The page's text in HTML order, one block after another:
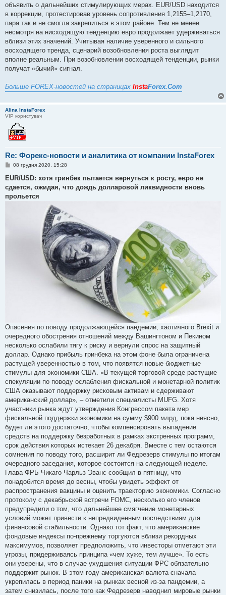
объявить о дальнейших стимулирующих мерах. EUR/USD находится
в коррекции, протестировав уровень сопротивления 1,2155–1,2170,
пара так и не смогла закрепиться в этом районе. Тем не менее
несмотря на нисходящую тенденцию евро продолжает удерживаться
вблизи этих значений. Учитывая наличие уверенного и сильного
восходящего тренда, сценарий возобновления роста выглядит
вполне реальным. При возобновлении восходящей тенденции, рынки
получат «бычий» сигнал.
Больше FOREX-новостей на страницах InstaForex.Com
Alina InstaForex
VIP користувач
Re: Форекс-новости и аналитика от компании InstaForex
П
в
д
о
08 грудня 2020, 15:28
EUR/USD: хотя гринбек пытается вернуться к росту, евро не
сдается, ожидая, что дождь долларовой ликвидности вновь
прольется
Опасения по поводу продолжающейся пандемии, хаотичного Brexit и
очередного обострения отношений между Вашингтоном и Пекином
несколько ослабили тягу к риску и вернули спрос на защитный
доллар. Однако прибыль гринбека на этом фоне была ограничена
растущей уверенностью в том, что появятся новые бюджетные
стимулы для экономики США. «В текущей торговой среде растущие
спекуляции по поводу ослабления фискальной и монетарной политик
США оказывают поддержку рисковым активам и сдерживают
американский доллар», – отметили специалисты MUFG. Хотя
участники рынка ждут утверждения Конгрессом пакета мер
фискальной поддержки экономики на сумму $900 млрд, пока неясно,
будет ли этого достаточно, чтобы компенсировать выпадение
средств на поддержку безработных в рамках экстренных программ,
срок действия которых истекает 26 декабря. Вместе с тем остаются
сомнения по поводу того, расширит ли Федрезерв стимулы по итогам
очередного заседания, которое состоится на следующей неделе.
Глава ФРБ Чикаго Чарльз Эванс сообщил в пятницу, что
понадобится время до весны, чтобы увидеть эффект от
распространения вакцины и оценить траекторию экономики. Согласно
протоколу с декабрьской встречи FOMC, несколько его членов
предупредили о том, что дальнейшее смягчение монетарных
условий может привести к непредвиденным последствиям для
финансовой стабильности. Однако тот факт, что американские
фондовые индексы по-прежнему торгуются вблизи рекордных
максимумов, позволяет предположить, что инвесторы отметают эти
угрозы, придерживаясь принципа «чем хуже, тем лучше». То есть
они уверены, что в случае ухудшения ситуации ФРС обязательно
поддержит рынок. В этом году американская валюта сначала
укрепилась в период паники на рынках весной из-за пандемии, а
затем снизилась, после того как Федрезерв наводнил мировые рынки